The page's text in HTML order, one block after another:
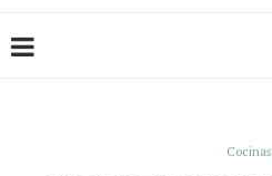
Cocinas